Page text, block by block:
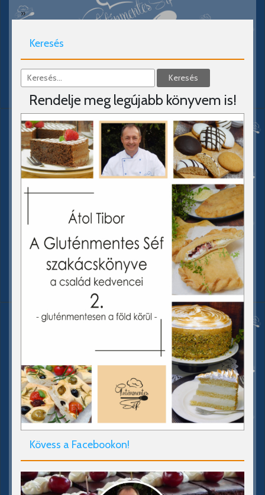
»
Keresés
Rendelje meg legújabb könyvem is!
Kövess a Facebookon!